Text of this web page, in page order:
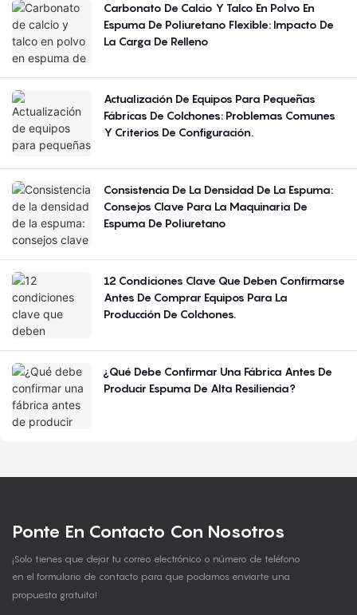
Carbonato De Calcio Y Talco En Polvo En
Espuma De Poliuretano Flexible: Impacto De
La Carga De Relleno
Actualización De Equipos Para Pequeñas
Fábricas De Colchones: Problemas Comunes
Y Criterios De Configuración.
Consistencia De La Densidad De La Espuma:
Consejos Clave Para La Maquinaria De
Espuma De Poliuretano
12 Condiciones Clave Que Deben Confirmarse
Antes De Comprar Equipos Para La
Producción De Colchones.
¿Qué Debe Confirmar Una Fábrica Antes De
Producir Espuma De Alta Resiliencia?
Ponte En Contacto Con Nosotros
¡Solo tienes que dejar tu correo electrónico o número de teléfono
en el formulario de contacto para que podamos enviarte una
propuesta gratuita!